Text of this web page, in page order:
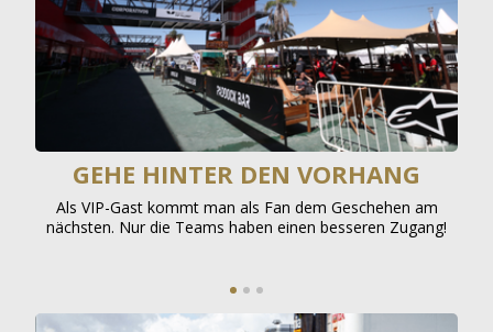
GEHE HINTER DEN VORHANG
Als VIP-Gast kommt man als Fan dem Geschehen am
nächsten. Nur die Teams haben einen besseren Zugang!